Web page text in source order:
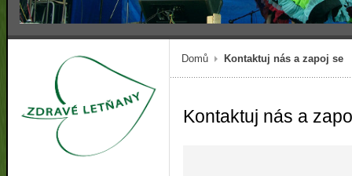
Domů Kontaktuj nás a zapoj se
Kontaktuj nás a